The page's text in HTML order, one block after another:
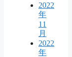
2022
年
11
月
2022
年